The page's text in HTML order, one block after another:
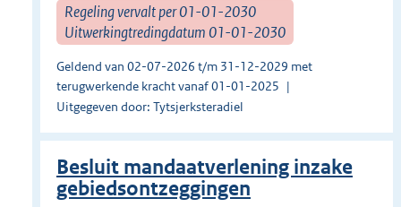
Regeling vervalt per 01-01-2030
Uitwerkingtredingdatum 01-01-2030
Geldend van 02-07-2026 t/m 31-12-2029 met
terugwerkende kracht vanaf 01-01-2025
Uitgegeven door: Tytsjerksteradiel
Besluit mandaatverlening inzake
gebiedsontzeggingen